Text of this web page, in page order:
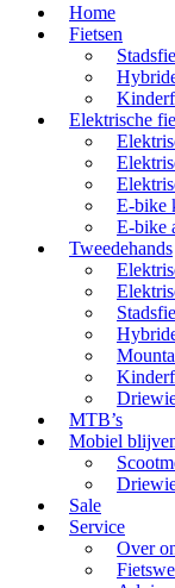
Home
Fietsen
Elektrische
E-bike
E-bike
Tweedehands
MTB’s
Mobiel
Sale
Service
Over